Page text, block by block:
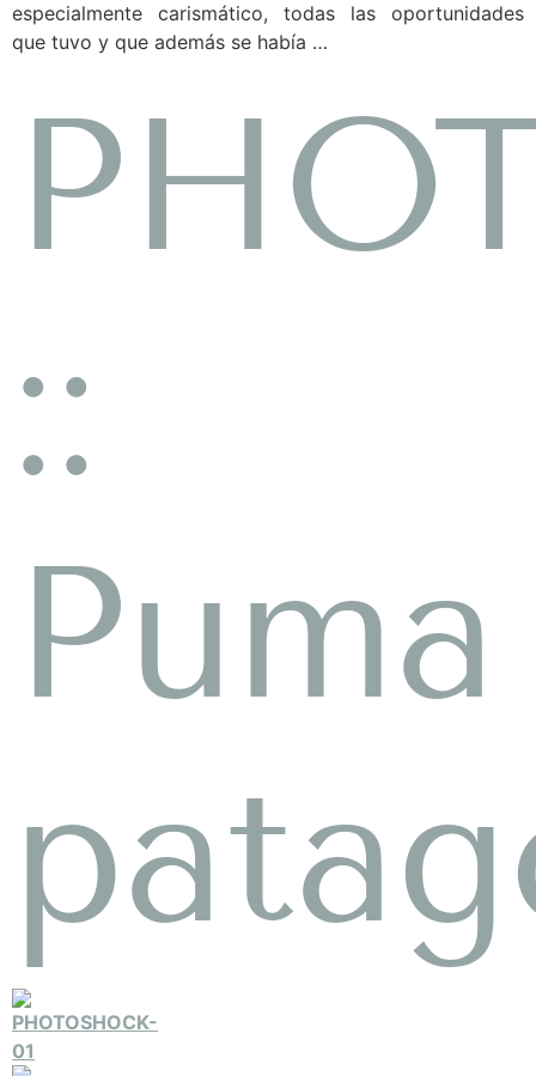
especialmente carismático, todas las oportunidades
que tuvo y que además se había …
::
Puma